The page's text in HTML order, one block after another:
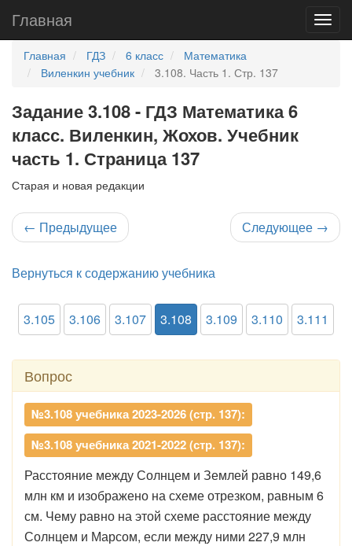
Главная
Главная ГДЗ 6 класс
Математика
Виленкин учебник
3.108. Часть 1. Стр. 137
Задание 3.108 - ГДЗ Математика 6
класс. Виленкин, Жохов. Учебник
часть 1. Страница 137
Старая и новая редакции
← Предыдущее Следующее →
Вернуться к содержанию учебника
3.105 3.106 3.107 3.108 3.109 3.110 3.111
Вопрос
№3.108 учебника 2023-2026 (стр. 137):
№3.108 учебника 2021-2022 (стр. 137):
Расстояние между Солнцем и Землей равно 149,6
млн км и изображено на схеме отрезком, равным 6
см. Чему равно на этой схеме расстояние между
Солнцем и Марсом, если между ними 227,9 млн